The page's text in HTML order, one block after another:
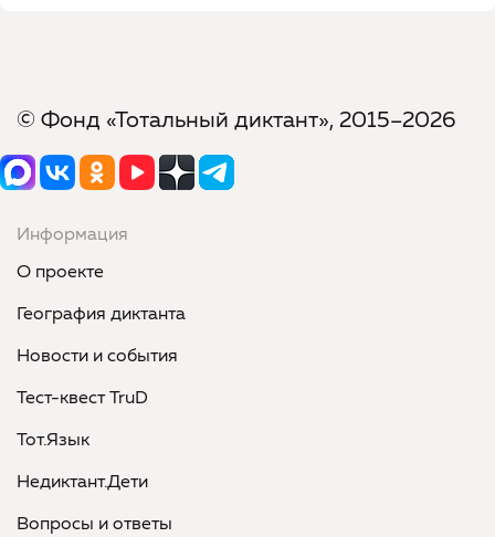
© Фонд «Тотальный диктант», 2015–2026
Информация
О проекте
География диктанта
Новости и события
Тест-квест TruD
Тот.Язык
Недиктант.Дети
Вопросы и ответы